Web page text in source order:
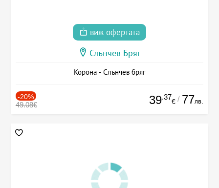
виж офертата
Слънчев Бряг
Корона - Слънчев бряг
-20%
49.08€ 39.37
€ / 77лв.